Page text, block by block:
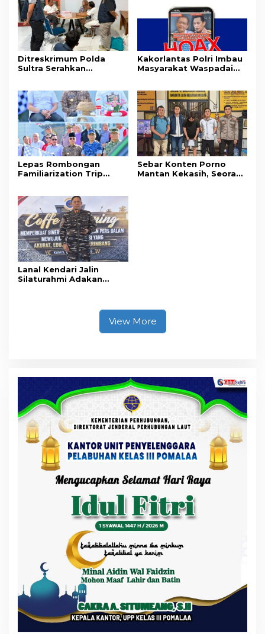
Ditreskrimum Polda
Sultra Serahkan
Penyelenggaraan
Perjalanan Ibadah Umrah
Tanpa Izin ke Kejaksaan
Kakorlantas Polri Imbau
Masyarakat Waspadai
Lepas Rombongan
Familiarization Trip
Gerakkan Ekonomi
Daerah
Sebar Konten Porno
Mantan Kekasih, Seorang
Lanal Kendari Jalin
Silaturahmi Adakan
View More